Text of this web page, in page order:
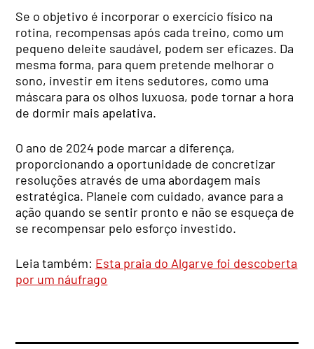
Se o objetivo é incorporar o exercício físico na
rotina, recompensas após cada treino, como um
pequeno deleite saudável, podem ser eficazes. Da
mesma forma, para quem pretende melhorar o
sono, investir em itens sedutores, como uma
máscara para os olhos luxuosa, pode tornar a hora
de dormir mais apelativa.
O ano de 2024 pode marcar a diferença,
proporcionando a oportunidade de concretizar
resoluções através de uma abordagem mais
estratégica. Planeie com cuidado, avance para a
ação quando se sentir pronto e não se esqueça de
se recompensar pelo esforço investido.
Leia também: Esta praia do Algarve foi descoberta
por um náufrago